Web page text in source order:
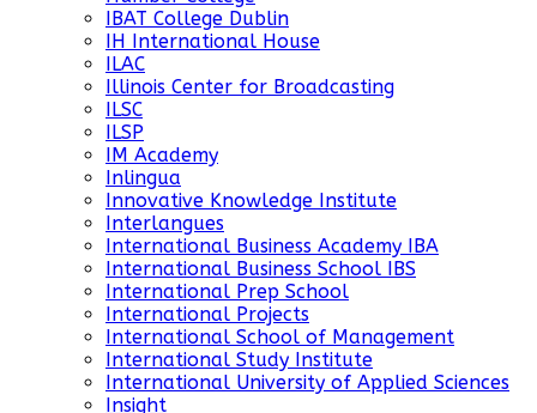
IBAT College Dublin
IH International House
ILAC
Illinois Center for Broadcasting
ILSC
ILSP
IM Academy
Inlingua
Innovative Knowledge Institute
Interlangues
International Business Academy IBA
International Business School IBS
International Prep School
International Projects
International School of Management
International Study Institute
International University of Applied Sciences
Insight